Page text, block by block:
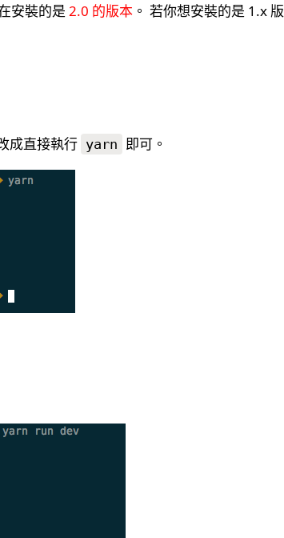
安裝的是 2.0 的版本 。 若你想安裝的是 1.x 版
成直接執行 yarn 即可。